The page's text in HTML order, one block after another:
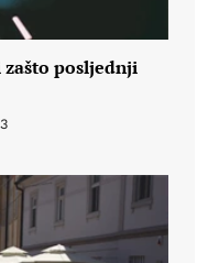
zašto posljednji